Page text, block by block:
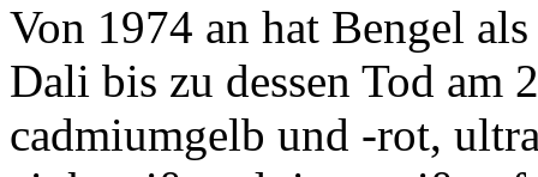
Von 1974 an hat Bengel
Dali bis zu dessen Tod am
cadmiumgelb und -rot,